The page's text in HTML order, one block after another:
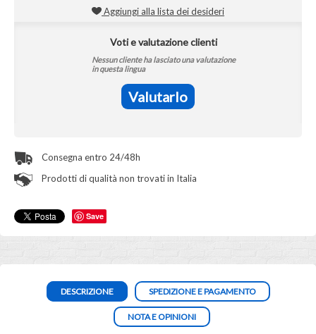
Save
Aggiungi alla lista dei desideri
Voti e valutazione clienti
Nessun cliente ha lasciato una valutazione
in questa lingua
Valutarlo
Consegna entro 24/48h
Prodotti di qualità non trovati in Italia
DESCRIZIONE SPEDIZIONE E PAGAMENTO
NOTA E OPINIONI